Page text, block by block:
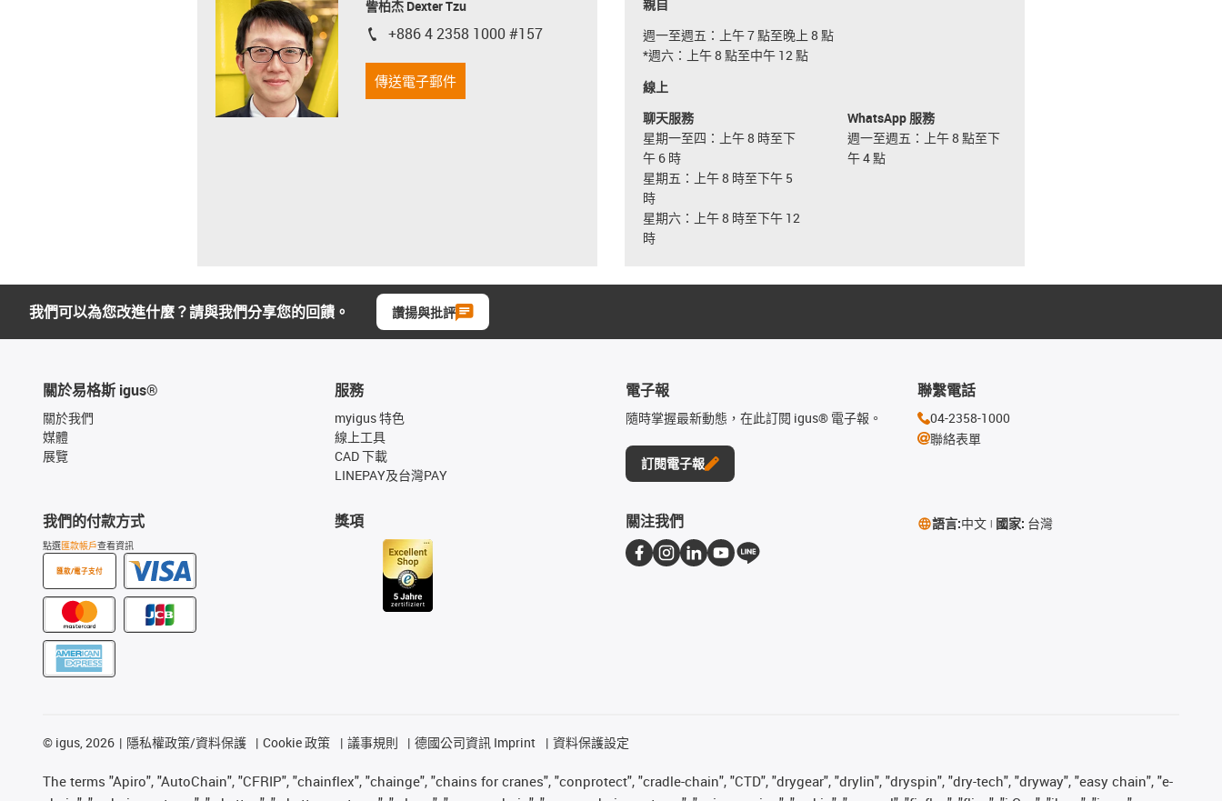
訾柏杰 Dexter Tzu
igus-icon-phone
+886 4 2358 1000 #157
傳送電子郵件
親自
週一至週五：上午 7 點至晚上 8 點
*週六：上午 8 點至中午 12 點
線上
聊天服務
星期一至四：上午 8 時至下
午 6 時
星期五：上午 8 時至下午 5
時
星期六：上午 8 時至下午 12
時
WhatsApp 服務
週一至週五：上午 8 點至下
午 4 點
我們可以為您改進什麼？請與我們分享您的回饋。 讚揚與批評
關於易格斯 igus®
關於我們
媒體
展覽
我們的付款方式
點選匯款帳戶查看資訊
匯款/電子支付
服務
myigus 特色
線上工具
CAD 下載
LINEPAY及台灣PAY
獎項
電子報
隨時掌握最新動態，在此訂閱 igus® 電子報。
訂閱電子報
聯繫電話
04-2358-1000
聯絡表單
關注我們 語言:中文 國家: 台灣
© igus, 2026 隱私權政策/資料保護 Cookie 政策 議事規則 德國公司資訊 Imprint 資料保護設定
The terms "Apiro", "AutoChain", "CFRIP", "chainflex", "chainge", "chains for cranes", "conprotect", "cradle-chain", "CTD", "drygear", "drylin", "dryspin", "dry-tech", "dryway", "easy chain", "e-